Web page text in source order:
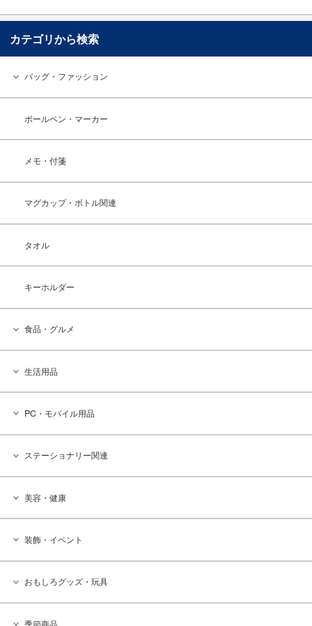
カテゴリから検索
バッグ・ファッション
ボールペン・マーカー
メモ・付箋
マグカップ・ボトル関連
タオル
キーホルダー
食品・グルメ
生活用品
PC・モバイル用品
ステーショナリー関連
美容・健康
装飾・イベント
おもしろグッズ・玩具